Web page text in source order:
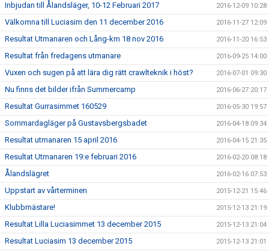
Inbjudan till Ålandsläger, 10-12 Februari 2017 2016-12-09 10:28
Välkomna till Luciasim den 11 december 2016 2016-11-27 12:09
Resultat Utmanaren och Lång-km 18 nov 2016 2016-11-20 16:53
Resultat från fredagens utmanare 2016-09-25 14:00
Vuxen och sugen på att lära dig rätt crawlteknik i höst? 2016-07-01 09:30
Nu finns det bilder ifrån Summercamp 2016-06-27 20:17
Resultat Gurrasimmet 160529 2016-05-30 19:57
Sommardagläger på Gustavsbergsbadet 2016-04-18 09:34
Resultat utmanaren 15 april 2016 2016-04-15 21:35
Resultat Utmanaren 19:e februari 2016 2016-02-20 08:18
Ålandslägret 2016-02-16 07:53
Uppstart av vårterminen 2015-12-21 15:46
Klubbmästare! 2015-12-13 21:19
Resultat Lilla Luciasimmet 13 december 2015 2015-12-13 21:04
Resultat Luciasim 13 december 2015 2015-12-13 21:01